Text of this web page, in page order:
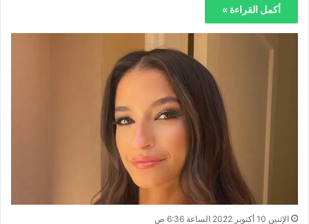
أكمل القراءة »
الإثنين 10 أكتوبر 2022 الساعة 6:36 ص